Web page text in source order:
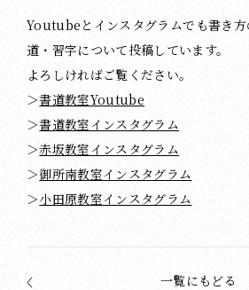
Youtubeとインスタグラムでも書き方
道・習字について投稿しています。
よろしければご覧ください。
＞書道教室Youtube
＞書道教室インスタグラム
＞赤坂教室インスタグラム
＞御所南教室インスタグラム
＞小田原教室インスタグラム
一覧にもどる